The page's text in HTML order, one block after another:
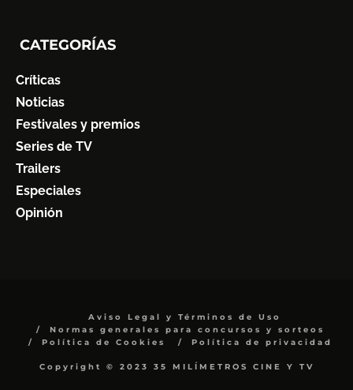
CATEGORÍAS
Críticas
Noticias
Festivales y premios
Series de TV
Trailers
Especiales
Opinión
Aviso Legal y Términos de Uso
Normas generales para concursos y sorteos
Política de Cookies
Política de privacidad
Copyright © 2023 35 MILÍMETROS CINE Y TV